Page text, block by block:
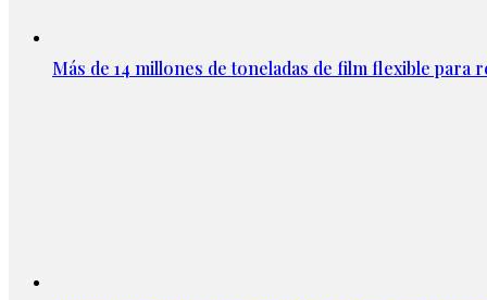
Más de 14 millones de toneladas de film flexible para